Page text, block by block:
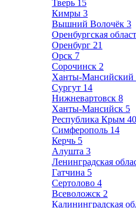
Тверь 15
Кимры 3
Вышний Волочёк 3
Оренбургская
Оренбург 21
Орск 7
Сорочинск 2
Ханты-Мансийский
Сургут 14
Нижневартовск 8
Ханты-Мансийск 5
Республика Крым 40
Симферополь 14
Керчь 5
Алушта 3
Ленинградская
Гатчина 5
Сертолово 4
Всеволожск 2
Калининградская